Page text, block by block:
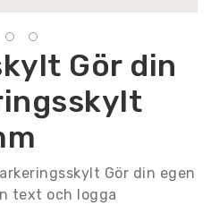
Gör din
Gör din egen
text och logga